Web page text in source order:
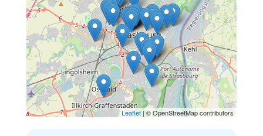
Leaflet | © OpenStreetMap contributors